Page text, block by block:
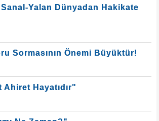
Sanal-Yalan Dünyadan Hakikate
Sormasının Önemi Büyüktür!
Hayatıdır"